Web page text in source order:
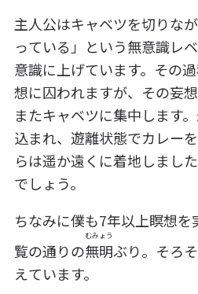
主人公はキャベツを切りな
っている」という無意識レ
意識に上げています。その
想に囚われますが、その妄
またキャベツに集中します
込まれ、遊離状態でカレー
らは遥か遠くに着地しまし
でしょう。
ちなみに僕も7年以上瞑想
覧の通りの無明
むみょう
ぶり。そろ
えています。